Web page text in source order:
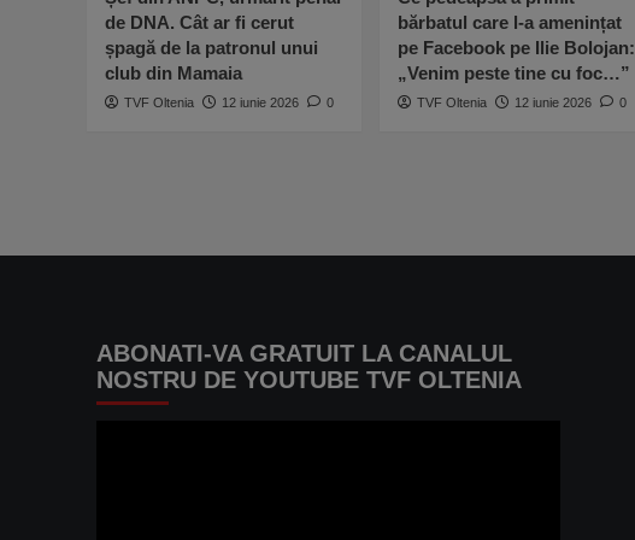
de DNA. Cât ar fi cerut
șpagă de la patronul unui
club din Mamaia
TVF Oltenia 12 iunie 2026 0
bărbatul care l-a amenințat
pe Facebook pe Ilie Bolojan:
„Venim peste tine cu foc…”
TVF Oltenia 12 iunie 2026 0
ABONATI-VA GRATUIT LA CANALUL
NOSTRU DE YOUTUBE TVF OLTENIA